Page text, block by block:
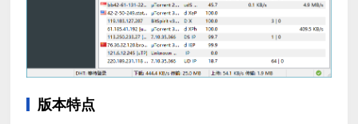
版本特点